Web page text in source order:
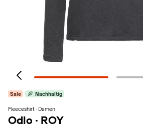
Sale Nachhaltig
Fleeceshirt · Damen
Odlo · ROY